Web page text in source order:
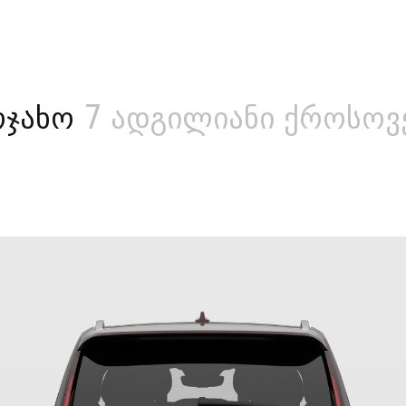
7 ადგილიანი